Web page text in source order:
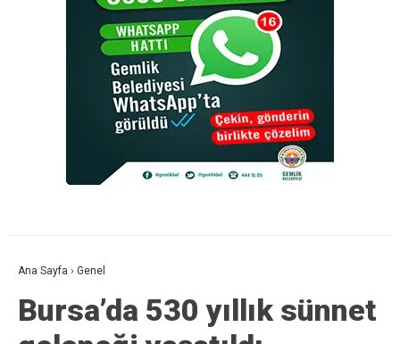
Ana Sayfa › Genel
Bursa’da 530 yıllık sünnet